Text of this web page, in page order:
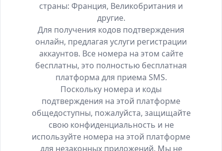
страны: Франция, Великобритания и
другие.
Для получения кодов подтверждения
онлайн, предлагая услуги регистрации
аккаунтов. Все номера на этом сайте
бесплатны, это полностью бесплатная
платформа для приема SMS.
Поскольку номера и коды
подтверждения на этой платформе
общедоступны, пожалуйста, защищайте
свою конфиденциальность и не
используйте номера на этой платформе
для незаконных приложений. Мы не